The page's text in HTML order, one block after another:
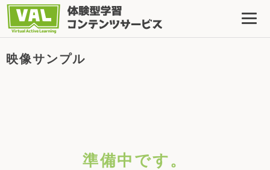
映像サンプル
準備中です。